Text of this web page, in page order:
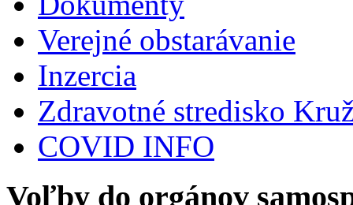
Verejné obstarávanie
Inzercia
Zdravotné stredisko
COVID INFO
Voľby do orgánov